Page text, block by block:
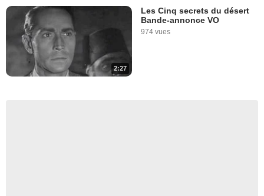
2:27
Les Cinq secrets du désert
Bande-annonce VO
974 vues